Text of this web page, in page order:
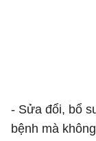
- Sửa đổi, bổ
bệnh mà